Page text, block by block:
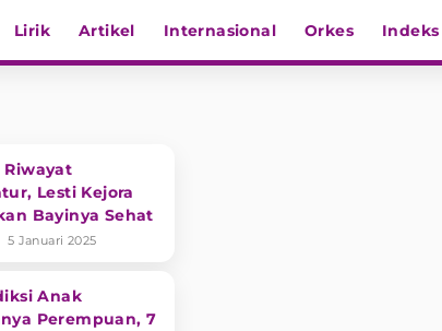
Lirik Artikel Internasional Orkes Indeks
Riwayat
Lesti Kejora
Bayinya Sehat
5 Januari 2025
Anak
Perempuan, 7